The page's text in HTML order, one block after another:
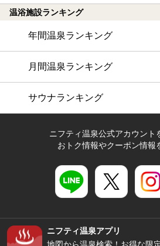
温浴施設ランキング
年間温泉ランキング
月間温泉ランキング
サウナランキング
ニフティ温泉公式アカウント
おトク情報やクーポン情報
ニフティ温泉アプリ